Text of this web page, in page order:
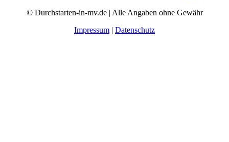
© Durchstarten-in-mv.de | Alle Angaben ohne Gewähr
Impressum | Datenschutz